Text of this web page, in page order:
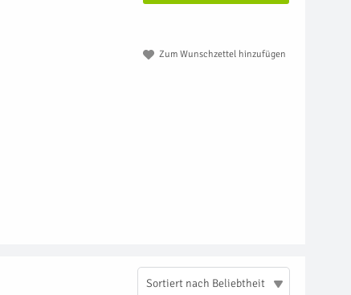
Zum Wunschzettel hinzufügen
Sortiert nach Beliebtheit